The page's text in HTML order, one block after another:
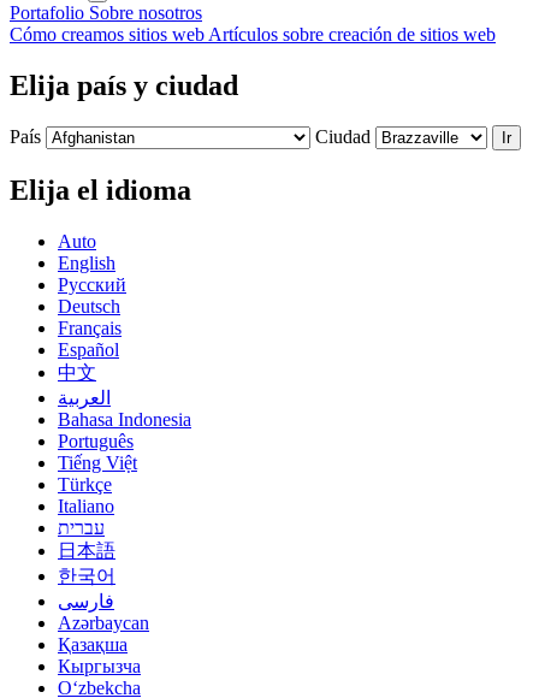
Portafolio Sobre nosotros
Cómo creamos sitios web Artículos sobre creación de sitios web
Elija país y ciudad
País Ciudad Ir
Elija el idioma
Auto
English
Русский
Deutsch
Français
Español
中文
العربية
Bahasa Indonesia
Português
Tiếng Việt
Türkçe
Italiano
עברית
日本語
한국어
فارسی
Azərbaycan
Қазақша
Кыргызча
Oʻzbekcha